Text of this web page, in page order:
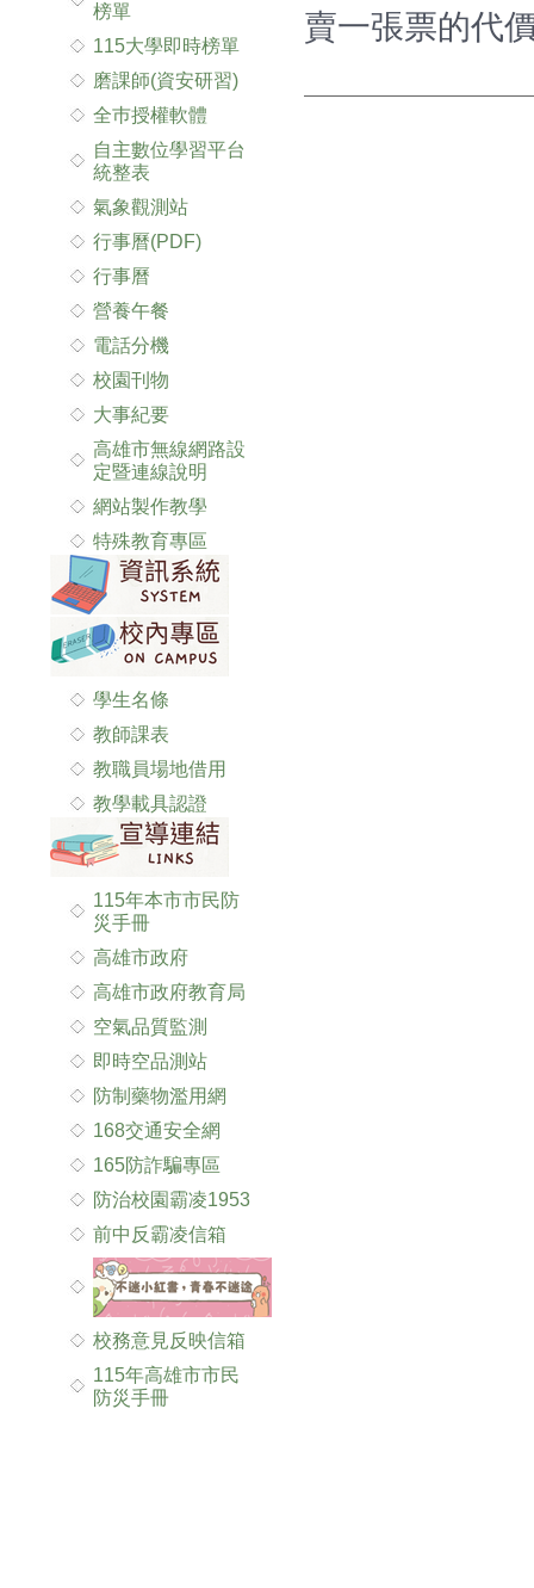
榜單
115大學即時榜單
磨課師(資安研習)
全巿授權軟體
自主數位學習平台
統整表
氣象觀測站
行事曆(PDF)
行事曆
營養午餐
電話分機
校園刊物
大事紀要
高雄市無線網路設
定暨連線說明
網站製作教學
特殊教育專區
學生名條
教師課表
教職員場地借用
教學載具認證
115年本市市民防
災手冊
高雄市政府
高雄市政府教育局
空氣品質監測
即時空品測站
防制藥物濫用網
168交通安全網
165防詐騙專區
防治校園霸凌1953
前中反霸凌信箱
校務意見反映信箱
115年高雄市市民
防災手冊
賣一張票的代